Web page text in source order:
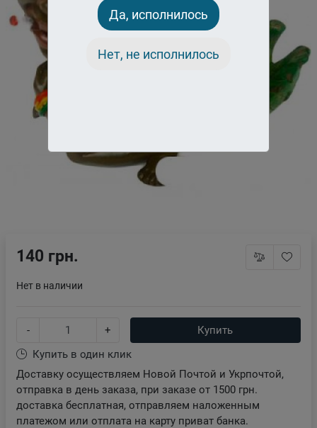
Да, исполнилось
Нет, не исполнилось
140 грн.
Нет в наличии
- +
Купить
Купить в один клик
Доставку осуществляем Новой Почтой и Укрпочтой,
отправка в день заказа, при заказе от 1500 грн.
доставка бесплатная, отправляем наложенным
платежом или отплата на карту приват банка.